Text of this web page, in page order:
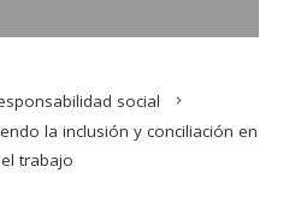
social
la inclusión y conciliación en
el trabajo